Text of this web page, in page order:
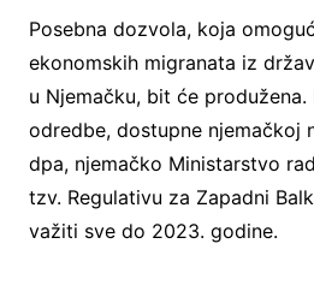
Posebna dozvola, koja
ekonomskih migranata iz
u Njemačku, bit će produžena.
odredbe, dostupne njemačkoj
dpa, njemačko Ministarstvo
tzv. Regulativu za Zapadni
važiti sve do 2023. godine.